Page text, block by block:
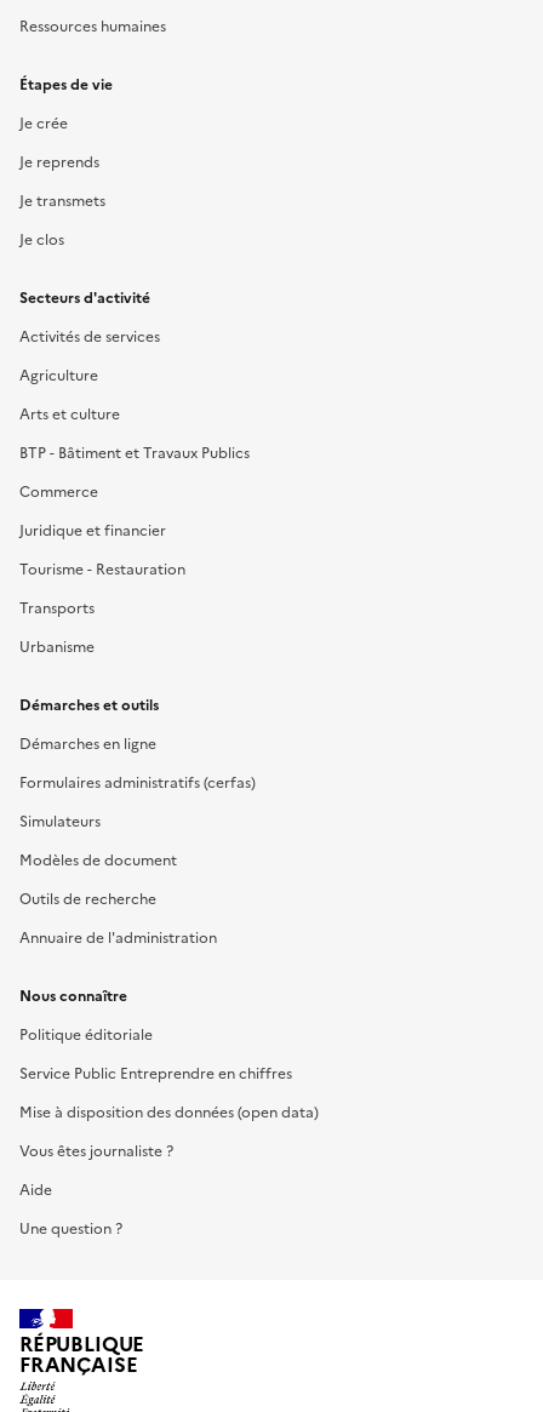
Ressources humaines
Étapes de vie
Je crée
Je reprends
Je transmets
Je clos
Secteurs d'activité
Activités de services
Agriculture
Arts et culture
BTP - Bâtiment et Travaux Publics
Commerce
Juridique et financier
Tourisme - Restauration
Transports
Urbanisme
Démarches et outils
Démarches en ligne
Formulaires administratifs (cerfas)
Simulateurs
Modèles de document
Outils de recherche
Annuaire de l'administration
Nous connaître
Politique éditoriale
Service Public Entreprendre en chiffres
Mise à disposition des données (open data)
Vous êtes journaliste ?
Aide
Une question ?
RÉPUBLIQUE
FRANÇAISE